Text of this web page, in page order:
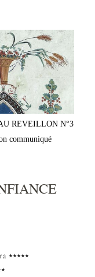
REVEILLON N°3
communiqué
⭑⭑⭑⭑⭑